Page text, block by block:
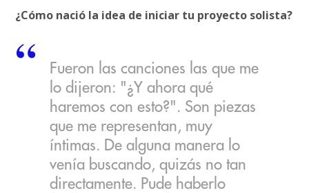
¿Cómo nació la idea de iniciar tu proyecto solista?
Fueron las canciones las que me
lo dijeron: "¿Y ahora qué
haremos con esto?". Son piezas
que me representan, muy
íntimas. De alguna manera lo
venía buscando, quizás no tan
directamente. Pude haberlo